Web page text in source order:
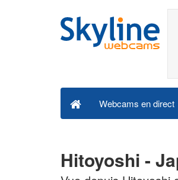
Webcams en direct
Hitoyoshi -